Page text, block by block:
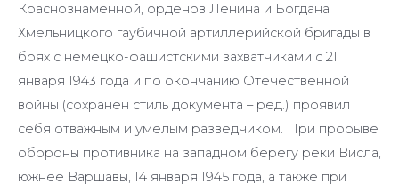
Краснознаменной, орденов Ленина и Богдана
Хмельницкого гаубичной артиллерийской бригады в
боях с немецко-фашистскими захватчиками с 21
января 1943 года и по окончанию Отечественной
войны (сохранён стиль документа – ред.) проявил
себя отважным и умелым разведчиком. При прорыве
обороны противника на западном берегу реки Висла,
южнее Варшавы, 14 января 1945 года, а также при